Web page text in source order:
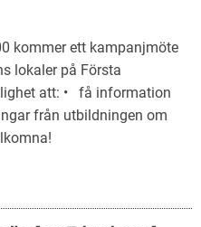
kommer ett kampanjmöte
lokaler på Första
att: • få information
från utbildningen om